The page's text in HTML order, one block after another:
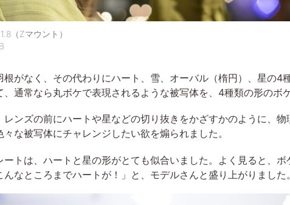
（Zマウント）
がなく、その代わりにハート、雪、オーバル（楕円）、星の4
通常なら丸ボケで表現されるような被写体を、4種類の形のボ
ンズの前にハートや星などの切り抜きをかざすかのように、
な被写体にチャレンジしたい欲を煽られました。
トは、ハートと星の形がとても似合いました。よく見ると、
なところまでハートが！」と、モデルさんと盛り上がりました。